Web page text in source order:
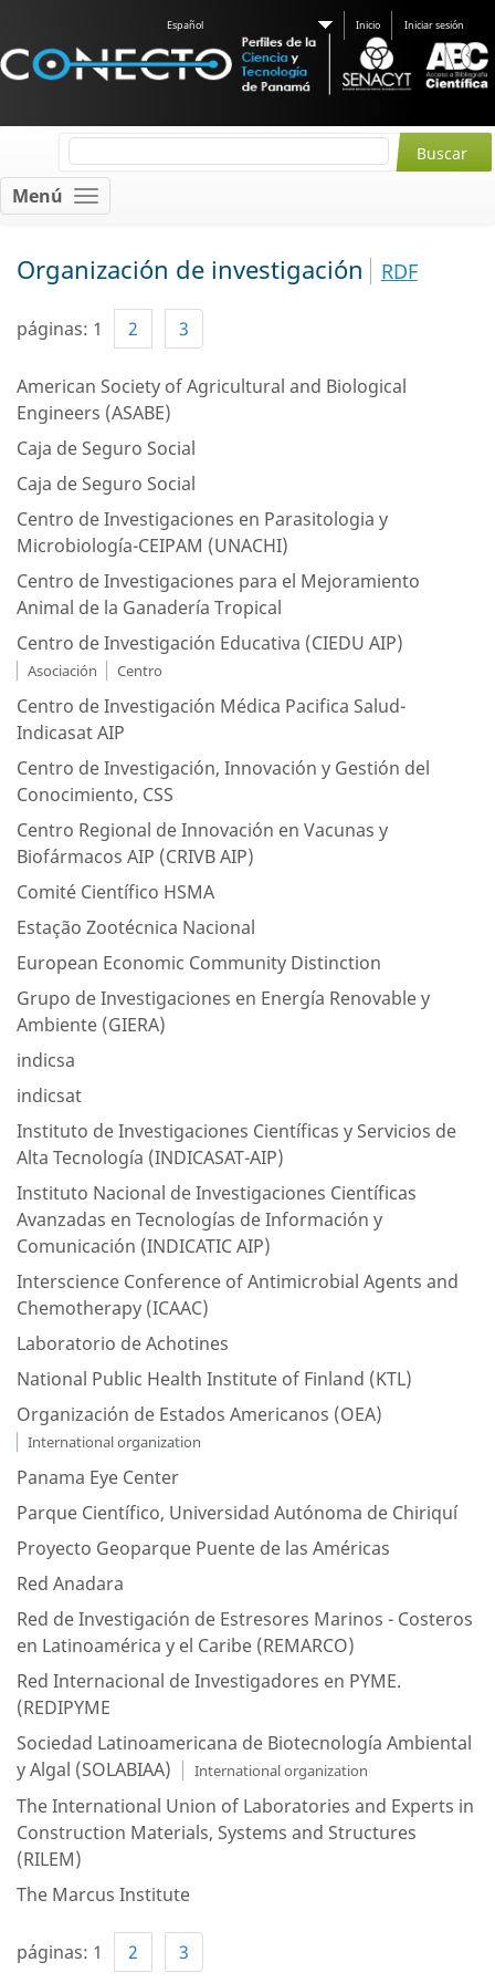
Español Inicio Iniciar sesión
Menú
Organización de investigación RDF
páginas: 1 2 3
American Society of Agricultural and Biological
Engineers (ASABE)
Caja de Seguro Social
Caja de Seguro Social
Centro de Investigaciones en Parasitologia y
Microbiología-CEIPAM (UNACHI)
Centro de Investigaciones para el Mejoramiento
Animal de la Ganadería Tropical
Centro de Investigación Educativa (CIEDU AIP)
Asociación Centro
Centro de Investigación Médica Pacifica Salud-
Indicasat AIP
Centro de Investigación, Innovación y Gestión del
Conocimiento, CSS
Centro Regional de Innovación en Vacunas y
Biofármacos AIP (CRIVB AIP)
Comité Científico HSMA
Estação Zootécnica Nacional
European Economic Community Distinction
Grupo de Investigaciones en Energía Renovable y
Ambiente (GIERA)
indicsa
indicsat
Instituto de Investigaciones Científicas y Servicios de
Alta Tecnología (INDICASAT-AIP)
Instituto Nacional de Investigaciones Científicas
Avanzadas en Tecnologías de Información y
Comunicación (INDICATIC AIP)
Interscience Conference of Antimicrobial Agents and
Chemotherapy (ICAAC)
Laboratorio de Achotines
National Public Health Institute of Finland (KTL)
Organización de Estados Americanos (OEA)
International organization
Panama Eye Center
Parque Científico, Universidad Autónoma de Chiriquí
Proyecto Geoparque Puente de las Américas
Red Anadara
Red de Investigación de Estresores Marinos - Costeros
en Latinoamérica y el Caribe (REMARCO)
Red Internacional de Investigadores en PYME.
(REDIPYME
Sociedad Latinoamericana de Biotecnología Ambiental
y Algal (SOLABIAA)
International organization
The International Union of Laboratories and Experts in
Construction Materials, Systems and Structures
(RILEM)
The Marcus Institute
páginas: 1 2 3